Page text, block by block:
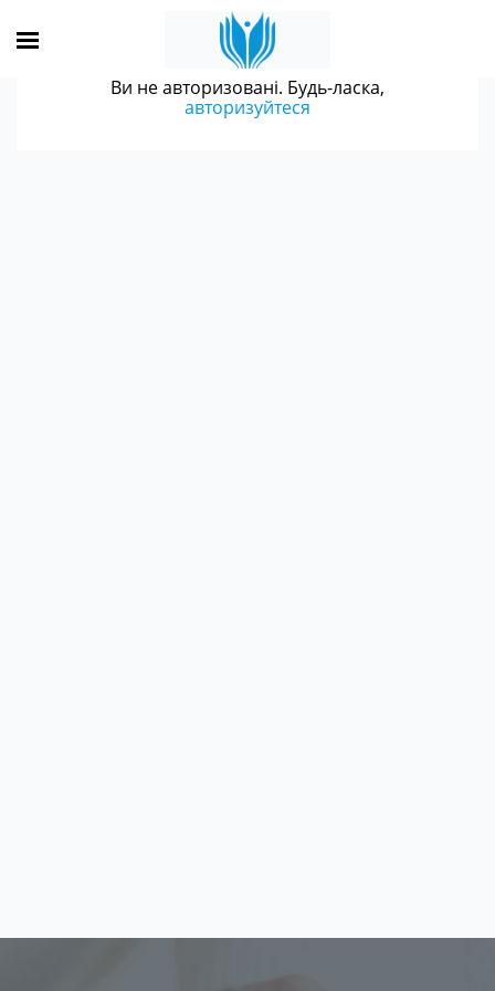
Ви не авторизовані. Будь-ласка,
авторизуйтеся